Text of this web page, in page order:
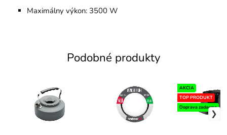
Maximálny výkon: 3500 W
Podobné produkty
AKCIA
TOP PRODUKT
Doprava zadarmo